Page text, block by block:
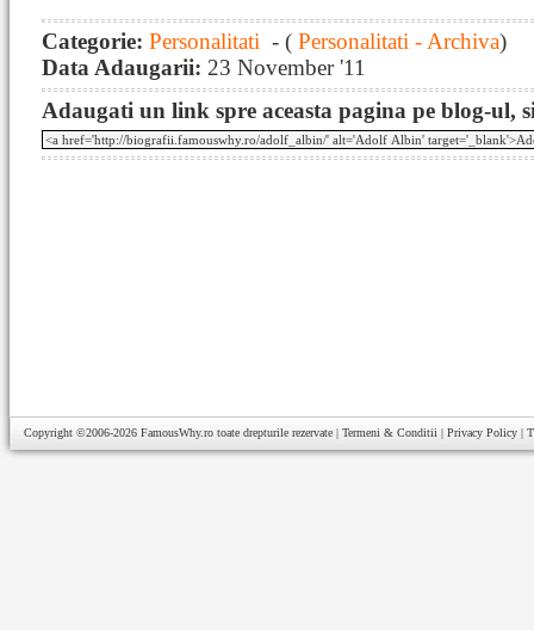
Categorie: Personalitati - ( Personalitati - Archiva)
Data Adaugarii: 23 November '11
Adaugati un link spre aceasta pagina pe blog-ul,
Copyright ©2006-2026 FamousWhy.ro toate drepturile rezervate | Termeni & Conditii | Privacy Policy |